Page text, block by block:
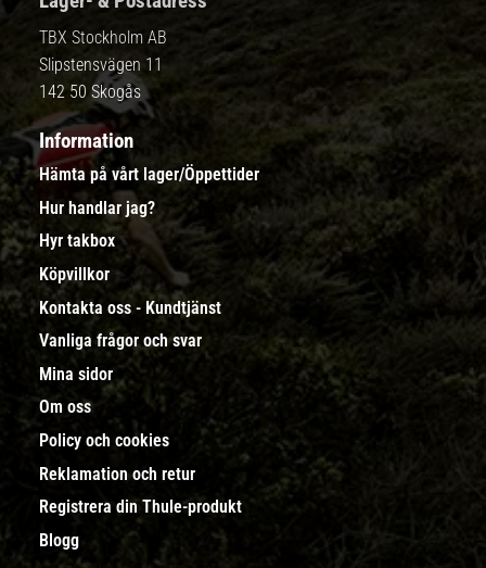
TBX Stockholm AB
Slipstensvägen 11
142 50 Skogås
Information
Hämta på vårt lager/Öppettider
Hur handlar jag?
Hyr takbox
Köpvillkor
Kontakta oss - Kundtjänst
Vanliga frågor och svar
Mina sidor
Om oss
Policy och cookies
Reklamation och retur
Registrera din Thule-produkt
Blogg